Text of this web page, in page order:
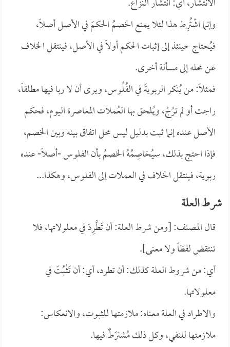
وإنما اشْتُرِط هذا لئلا يمنع الخصمُ الحكمَ في الأصل أصلاً،
فيُحتاج حينئذ إلى إثبات الحكم أولاً في الأصل، فينتقل الخلاف
عن محله إلى مسألة أخرى.
فمثلاً: من يُنكر الربويةَ في الفُلُوس، ويرى أن لا ربا فيها مطلقاً،
راجت أو لم ترُجْ، ويُلحق بها العُملات المعاصرة اليوم، فحكم
الأصل عنده إنما ثبت بدليل ليس محل اتفاق بينه وبين الخصم،
فإذا احتج بذلك، سيُخاصِمُهُ الخصمُ بأن الفلوس -أصلاً- عنده
ربوية، فينتقل الخلاف في العملات إلى الفلوس، وهكذا...
شرط العلة
قال المصنف: [ومن شرط العلة: أن تَطَّرِدَ في معلولاتها، فلا
تنتقض لفظاً ولا معنى].
أي: من شروط العلة كذلك: أن تطرد، أي: أن تَثْـبُتَ في
معلولاتها.
والاطراد في العلة معناه: ملازمتها للثبوت، والانعكاس:
ملازمتها للنفي، وكل ذلك مُشترَطٌ فيها.